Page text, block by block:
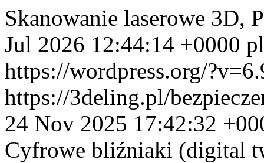
Skanowanie laserowe 3D,
Jul 2026 12:44:14 +0000
https://wordpress.org/
https://3deling.pl/
24 Nov 2025 17:42:32
Cyfrowe bliźniaki (digital